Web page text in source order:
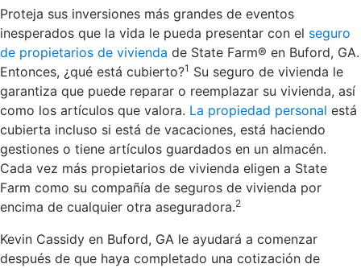
Proteja sus inversiones más grandes de eventos
inesperados que la vida le pueda presentar con el seguro
de propietarios de vivienda de State Farm® en Buford, GA.
Entonces, ¿qué está cubierto?1 Su seguro de vivienda le
garantiza que puede reparar o reemplazar su vivienda, así
como los artículos que valora. La propiedad personal está
cubierta incluso si está de vacaciones, está haciendo
gestiones o tiene artículos guardados en un almacén.
Cada vez más propietarios de vivienda eligen a State
Farm como su compañía de seguros de vivienda por
encima de cualquier otra aseguradora.2
Kevin Cassidy en Buford, GA le ayudará a comenzar
después de que haya completado una cotización de